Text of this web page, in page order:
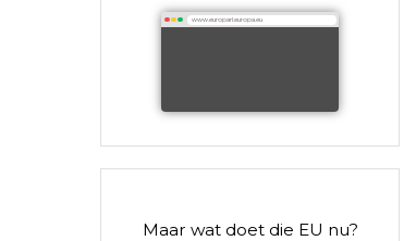
www.europarl.europa.eu
Maar wat doet die EU nu?